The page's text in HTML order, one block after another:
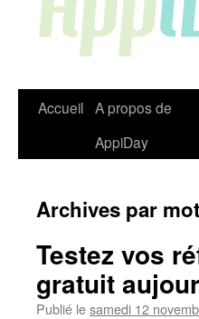
Accueil A propos de
AppiDay
Archives par
Testez vos
gratuit
Publié lesamedi 12